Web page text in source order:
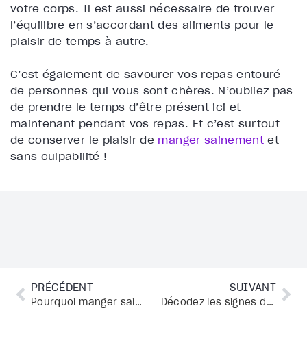
votre corps. Il est aussi nécessaire de trouver
l’équilibre en s’accordant des aliments pour le
plaisir de temps à autre.
C’est également de savourer vos repas entouré
de personnes qui vous sont chères. N’oubliez pas
de prendre le temps d’être présent ici et
maintenant pendant vos repas. Et c’est surtout
de conserver le plaisir de manger sainement et
sans culpabilité !
PRÉCÉDENT
Pourquoi manger sainement est capital pour vous
SUIVANT
Décodez les signes du destin grâce à votre intuition